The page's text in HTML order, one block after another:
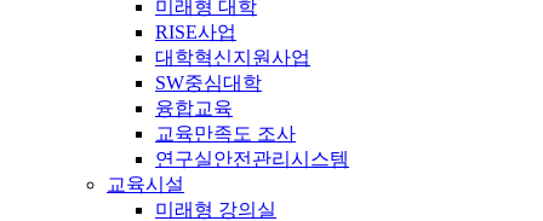
미래형 대학
RISE사업
대학혁신지원사업
SW중심대학
융합교육
교육만족도 조사
연구실안전관리시스템
교육시설
미래형 강의실